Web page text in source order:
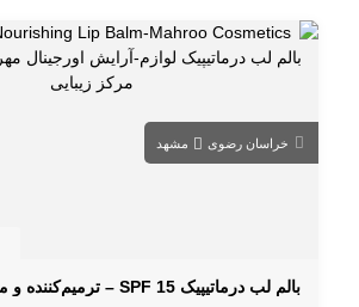
خراسان رضوی مشهد